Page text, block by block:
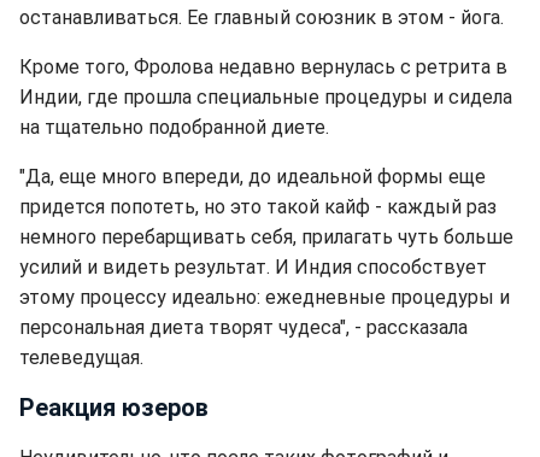
останавливаться. Ее главный союзник в этом - йога.
Кроме того, Фролова недавно вернулась с ретрита в
Индии, где прошла специальные процедуры и сидела
на тщательно подобранной диете.
"Да, еще много впереди, до идеальной формы еще
придется попотеть, но это такой кайф - каждый раз
немного перебарщивать себя, прилагать чуть больше
усилий и видеть результат. И Индия способствует
этому процессу идеально: ежедневные процедуры и
персональная диета творят чудеса", - рассказала
телеведущая.
Реакция юзеров